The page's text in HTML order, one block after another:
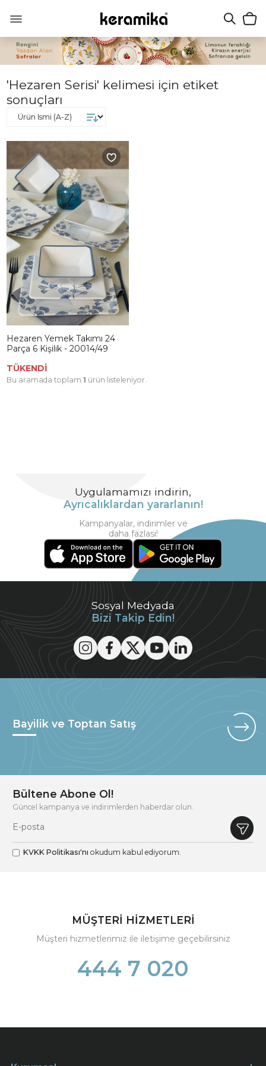
'Hezaren Serisi' kelimesi için etiket
sonuçları
Hezaren Yemek Takımı 24
Parça 6 Kişilik - 20014/49
TÜKENDİ
Bu aramada toplam 1 ürün listeleniyor.
Sosyal Medyada
Bizi Takip Edin!
Uygulamamızı indirin,
Ayrıcalıklardan yararlanın!
Kampanyalar, indirimler ve
daha fazlası!
Bayilik ve Toptan Satış
Bültene Abone Ol!
Güncel kampanya ve indirimlerden haberdar olun.
KVKK Politikası'nı okudum kabul ediyorum.
MÜŞTERİ HİZMETLERİ
Müşteri hizmetlerimiz ile iletişime geçebilirsiniz
444 7 020